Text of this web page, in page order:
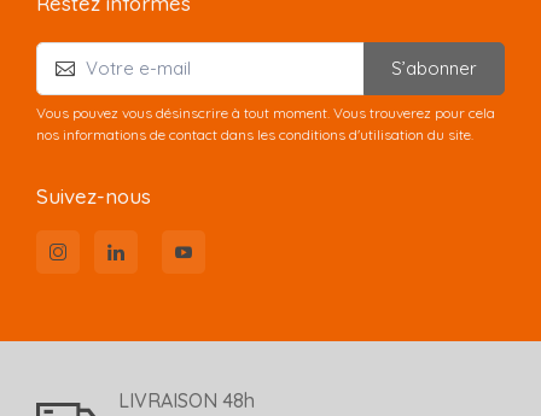
S’abonner
Vous pouvez vous désinscrire à tout moment. Vous trouverez pour cela
nos informations de contact dans les conditions d'utilisation du site.
Suivez-nous
LIVRAISON 48h